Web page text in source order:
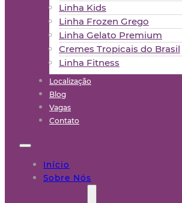
Linha Kids
Linha Frozen Grego
Linha Gelato Premium
Cremes Tropicais do Brasil
Linha Fitness
Localização
Blog
Vagas
Contato
Início
Sobre Nós